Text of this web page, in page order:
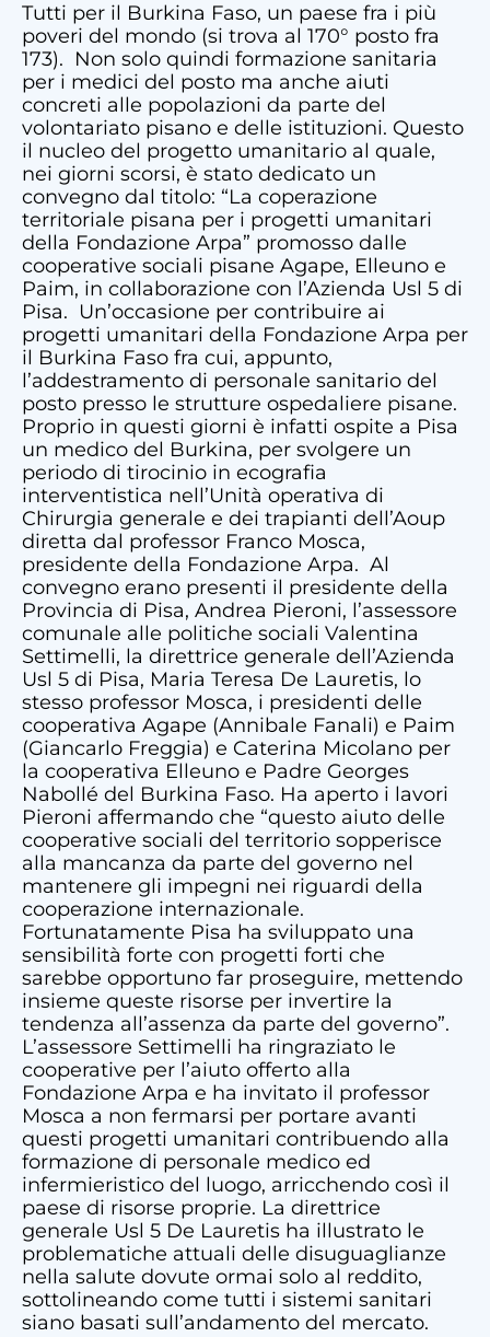
Tutti per il Burkina Faso, un paese fra i più
poveri del mondo (si trova al 170° posto fra
173). Non solo quindi formazione sanitaria
per i medici del posto ma anche aiuti
concreti alle popolazioni da parte del
volontariato pisano e delle istituzioni. Questo
il nucleo del progetto umanitario al quale,
nei giorni scorsi, è stato dedicato un
convegno dal titolo: “La coperazione
territoriale pisana per i progetti umanitari
della Fondazione Arpa” promosso dalle
cooperative sociali pisane Agape, Elleuno e
Paim, in collaborazione con l’Azienda Usl 5 di
Pisa. Un’occasione per contribuire ai
progetti umanitari della Fondazione Arpa per
il Burkina Faso fra cui, appunto,
l’addestramento di personale sanitario del
posto presso le strutture ospedaliere pisane.
Proprio in questi giorni è infatti ospite a Pisa
un medico del Burkina, per svolgere un
periodo di tirocinio in ecografia
interventistica nell’Unità operativa di
Chirurgia generale e dei trapianti dell’Aoup
diretta dal professor Franco Mosca,
presidente della Fondazione Arpa. Al
convegno erano presenti il presidente della
Provincia di Pisa, Andrea Pieroni, l’assessore
comunale alle politiche sociali Valentina
Settimelli, la direttrice generale dell’Azienda
Usl 5 di Pisa, Maria Teresa De Lauretis, lo
stesso professor Mosca, i presidenti delle
cooperativa Agape (Annibale Fanali) e Paim
(Giancarlo Freggia) e Caterina Micolano per
la cooperativa Elleuno e Padre Georges
Nabollé del Burkina Faso. Ha aperto i lavori
Pieroni affermando che “questo aiuto delle
cooperative sociali del territorio sopperisce
alla mancanza da parte del governo nel
mantenere gli impegni nei riguardi della
cooperazione internazionale.
Fortunatamente Pisa ha sviluppato una
sensibilità forte con progetti forti che
sarebbe opportuno far proseguire, mettendo
insieme queste risorse per invertire la
tendenza all’assenza da parte del governo”.
L’assessore Settimelli ha ringraziato le
cooperative per l’aiuto offerto alla
Fondazione Arpa e ha invitato il professor
Mosca a non fermarsi per portare avanti
questi progetti umanitari contribuendo alla
formazione di personale medico ed
infermieristico del luogo, arricchendo così il
paese di risorse proprie. La direttrice
generale Usl 5 De Lauretis ha illustrato le
problematiche attuali delle disuguaglianze
nella salute dovute ormai solo al reddito,
sottolineando come tutti i sistemi sanitari
siano basati sull’andamento del mercato.